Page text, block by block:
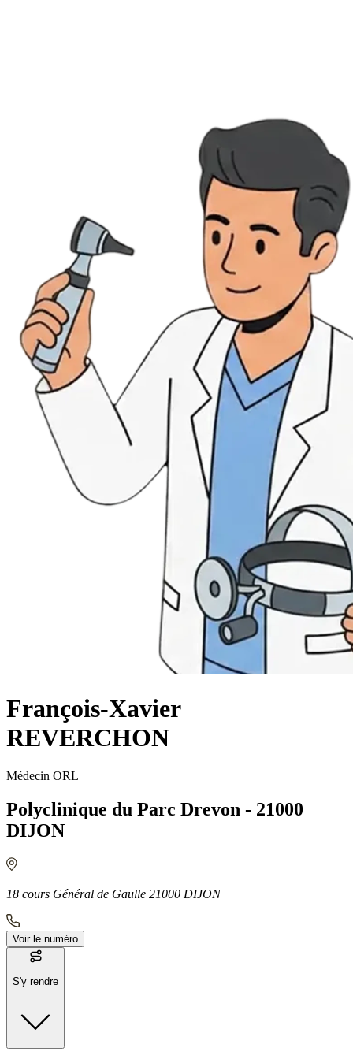
François-Xavier
REVERCHON
Médecin ORL
Polyclinique du Parc Drevon - 21000
DIJON
18 cours Général de Gaulle 21000 DIJON
Voir le numéro
S'y rendre